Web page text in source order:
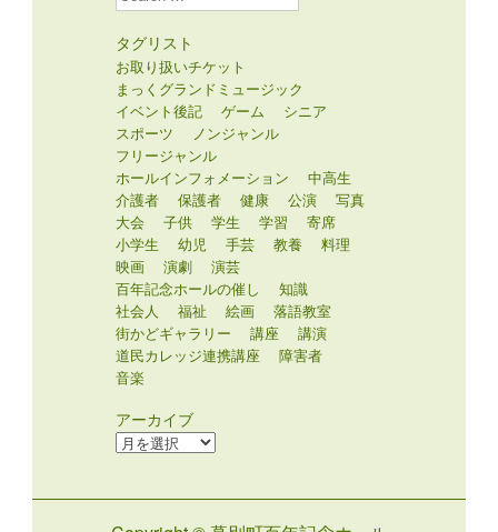
タグリスト
お取り扱いチケット
まっくグランドミュージック
イベント後記
ゲーム
シニア
スポーツ
ノンジャンル
フリージャンル
ホールインフォメーション
中高生
介護者
保護者 健康 公演
写真
大会
子供 学生 学習
寄席
小学生
幼児 手芸 教養
料理
映画
演劇
演芸
百年記念ホールの催し
知識
社会人
福祉 絵画
落語教室
街かどギャラリー
講座
講演
道民カレッジ連携講座
障害者
音楽
アーカイブ
ア